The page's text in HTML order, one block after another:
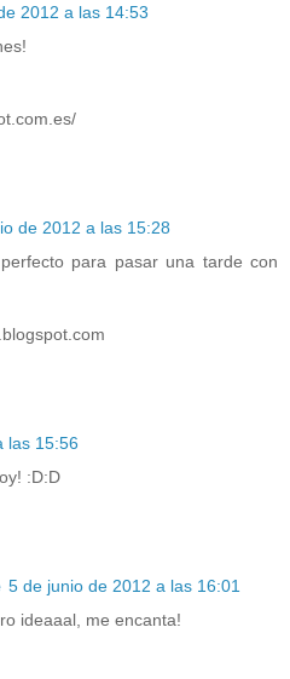
2012 a las 14:53
de 2012 a las 15:28
para pasar una tarde con
las 15:56
:D:D
5 de junio de 2012 a las 16:01
ideaaal, me encanta!